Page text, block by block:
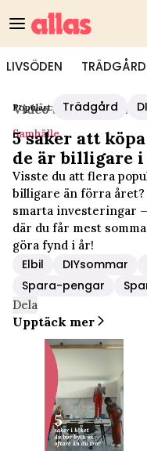
LIVSÖDEN TRÄDGÅRD
Populärt: Trädgård
Video Start/
Samhälle
5 saker att
de är billigare
Visste du att flera
billigare än förra
smarta investeringar
där du får mest
göra fynd i år!
Elbil DIYsommar
Spara-pengar
Dela
Upptäck mer